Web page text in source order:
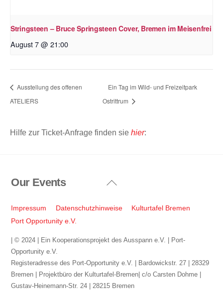
Stringsteen – Bruce Springsteen Cover, Bremen im Meisenfrei
August 7 @ 21:00
Ausstellung des offenen
ATELIERS
Ein Tag im Wild- und Freizeitpark
Ostrittrum
Hilfe zur Ticket-Anfrage finden sie hier:
Back
Top
Our Events
Impressum Datenschutzhinweise
Kulturtafel Bremen
Port Opportunity e.V.
| © 2024 | Ein Kooperationsprojekt des Ausspann e.V. | Port-
Opportunity e.V.
Registeradresse des Port-Opportunity e.V. | Bardowickstr. 27 | 28329
Bremen | Projektbüro der Kulturtafel-Bremen| c/o Carsten Dohme |
Gustav-Heinemann-Str. 24 | 28215 Bremen